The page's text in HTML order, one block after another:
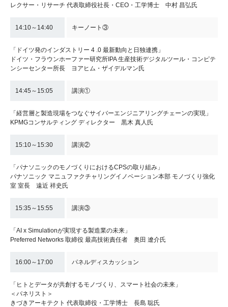
レクサー・リサーチ 代表取締役社長・CEO・工学博士 中村 昌弘氏
14:10～14:40 キーノート③
「ドイツ発のインダストリー 4 .0 最新動向と日独連携」
ドイツ・フラウンホーファー研究所IPA 生産技術デジタルツール・コンピテ
ンシーセンター所長 ヨアヒム・ザイデルマン氏
14:45～15:05 講演①
「経営層と製造現場をつなぐサイバーエンジニアリングチェーンの実現」
KPMGコンサルティング ディレクター 黒木 真人氏
15:10～15:30 講演②
「パナソニックのモノづくりにおけるCPSの取り組み」
パナソニック マニュファクチャリングイノベーション本部 モノづくり強化
室 室長 遠近 祥史氏
15:35～15:55 講演③
「AI x Simulationが実現する製造業の未来」
Preferred Networks 取締役 最高技術責任者 奥田 遼介氏
16:00～17:00 パネルディスカッション
「ヒトとデータが共創するモノづくり、スマート社会の未来」
＜パネリスト＞
きづきアーキテクト 代表取締役・工学博士 長島 聡氏